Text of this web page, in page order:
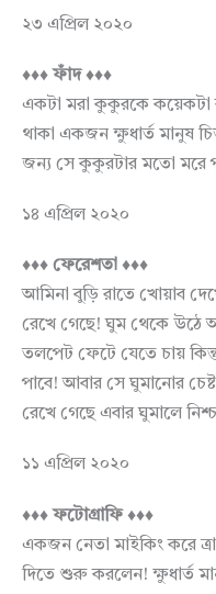
২৩ এপ্রিল ২০২০
♦♦♦ ফাঁদ ♦♦♦
একটা মরা কুকুরকে কয়েকটা
থাকা একজন ক্ষুধার্ত মানুষ
জন্য সে কুকুরটার মতো মরে
১৪ এপ্রিল ২০২০
♦♦♦ ফেরেশতা ♦♦♦
আমিনা বুড়ি রাতে খোয়াব
রেখে গেছে! ঘুম থেকে উঠে
তলপেট ফেটে যেতে চায়
পাবে! আবার সে ঘুমানোর
রেখে গেছে এবার ঘুমালে
১১ এপ্রিল ২০২০
♦♦♦ ফটোগ্রাফি ♦♦♦
একজন নেতা মাইকিং করে
দিতে শুরু করলেন! ক্ষুধার্ত